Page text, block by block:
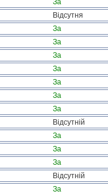
За
Відсутня
За
За
За
За
За
За
За
Відсутній
За
За
За
Відсутній
За